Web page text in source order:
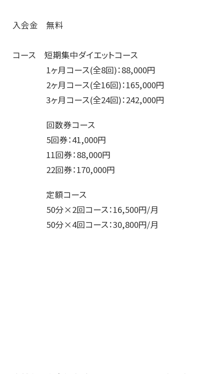
入会金 無料
コース 短期集中ダイエットコース
1ヶ月コース(全8回)：88,000円
2ヶ月コース(全16回)：165,000円
3ヶ月コース(全24回)：242,000円
回数券コース
5回券：41,000円
11回券：88,000円
22回券：170,000円
定額コース
50分×2回コース：16,500円/月
50分×4回コース：30,800円/月